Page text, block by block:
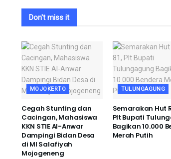
Don't miss it
MOJOKERTO
Cegah Stunting dan
Cacingan, Mahasiswa
KKN STIE Al-Anwar
Dampingi Bidan Desa
di MI Salafiyah
Mojogeneng
TULUNGAGUNG
Semarakan Hut
Plt Bupati
Bagikan 10.000
Merah Putih